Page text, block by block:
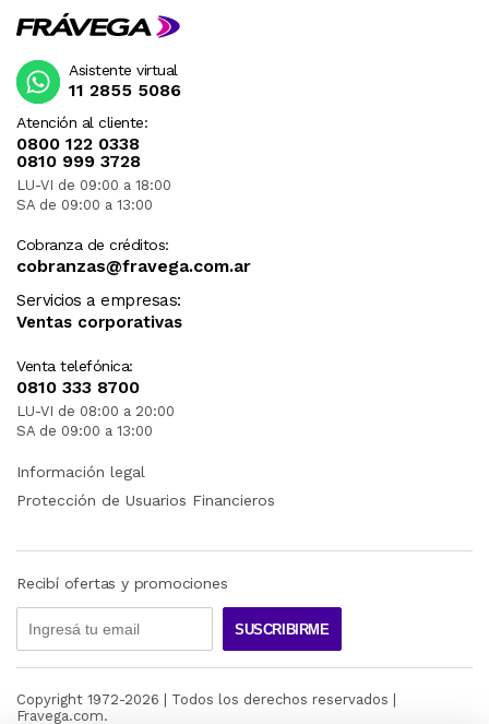
Atención al cliente:
0800 122 0338
0810 999 3728
LU-VI de 09:00 a 18:00
SA de 09:00 a 13:00
Cobranza de créditos:
cobranzas@fravega.com.ar
Servicios a empresas:
Ventas corporativas
Venta telefónica:
0810 333 8700
LU-VI de 08:00 a 20:00
SA de 09:00 a 13:00
Asistente virtual
11 2855 5086
Información legal
Protección de Usuarios Financieros
Recibí ofertas y promociones
SUSCRIBIRME
Copyright 1972-2026 | Todos los derechos reservados |
Fravega.com.